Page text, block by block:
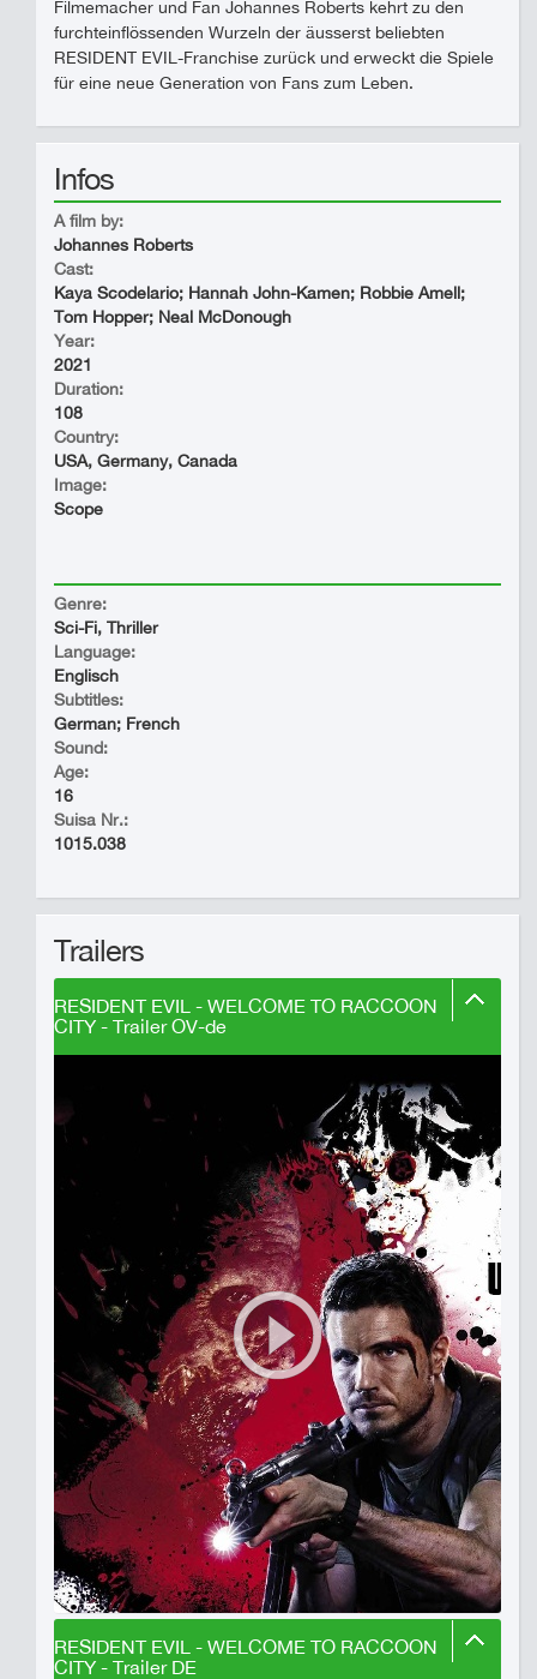
Filmemacher und Fan Johannes Roberts kehrt zu den
furchteinflössenden Wurzeln der äusserst beliebten
RESIDENT EVIL-Franchise zurück und erweckt die Spiele
für eine neue Generation von Fans zum Leben.
Infos
A film by:
Johannes Roberts
Cast:
Kaya Scodelario; Hannah John-Kamen; Robbie Amell;
Tom Hopper; Neal McDonough
Year:
2021
Duration:
108
Country:
USA, Germany, Canada
Image:
Scope
Genre:
Sci-Fi, Thriller
Language:
Englisch
Subtitles:
German; French
Sound:
Age:
16
Suisa Nr.:
1015.038
Trailers
RESIDENT EVIL - WELCOME TO RACCOON
CITY - Trailer OV-de
RESIDENT EVIL - WELCOME TO RACCOON
CITY - Trailer DE